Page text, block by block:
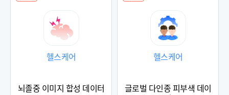
헬스케어
뇌졸중 이미지 합성 데이터
헬스케어
글로벌 다인종 피부색 데이